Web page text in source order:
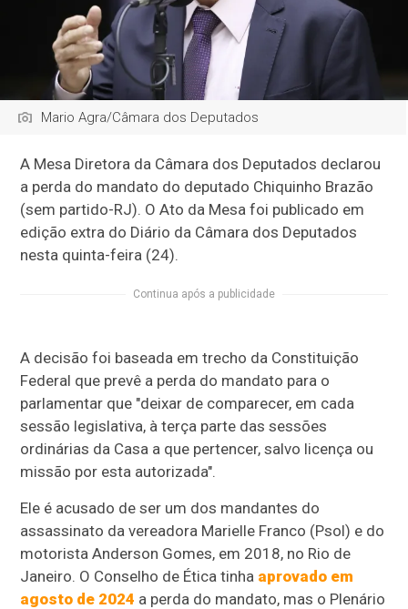
Mario Agra/Câmara dos Deputados
A Mesa Diretora da Câmara dos Deputados declarou
a perda do mandato do deputado Chiquinho Brazão
(sem partido-RJ). O Ato da Mesa foi publicado em
edição extra do Diário da Câmara dos Deputados
nesta quinta-feira (24).
Continua após a publicidade
A decisão foi baseada em trecho da Constituição
Federal que prevê a perda do mandato para o
parlamentar que "deixar de comparecer, em cada
sessão legislativa, à terça parte das sessões
ordinárias da Casa a que pertencer, salvo licença ou
missão por esta autorizada".
Ele é acusado de ser um dos mandantes do
assassinato da vereadora Marielle Franco (Psol) e do
motorista Anderson Gomes, em 2018, no Rio de
Janeiro. O Conselho de Ética tinha aprovado em
agosto de 2024 a perda do mandato, mas o Plenário